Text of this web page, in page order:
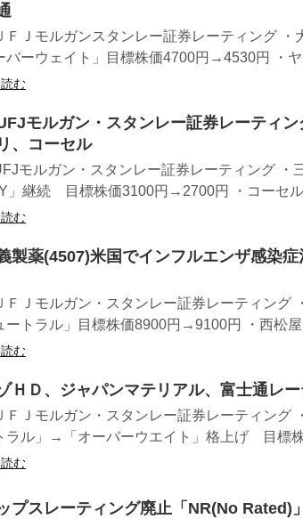
ＦＪモルガンスタンレー証券レーティング ・
バーウェイト」目標株価4700円→4530円 ・
む
モルガン・スタンレー証券レーティン
、コーセル
モルガン・スタンレー証券レーティング ・
」継続 目標株価3100円→2700円 ・コーセ
む
製薬(4507)米国でインフルエンザ感染
ＦＪモルガン・スタンレー証券レーティング
ートラル」目標株価8900円→9100円 ・西松
む
ＨＤ、ジャパンマテリアル、富士通レ
ＦＪモルガン・スタンレー証券レーティン
ラル」→「オーバーウエイト」格上げ 目標
む
プスレーティング廃止「NR(No Rated)